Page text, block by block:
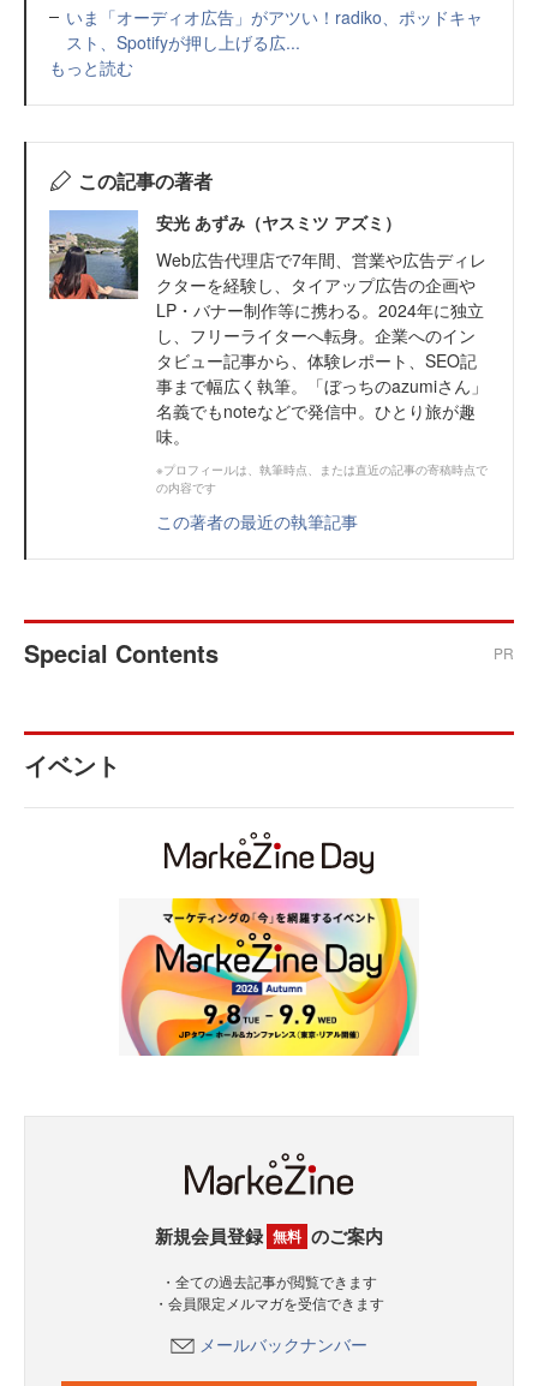
いま「オーディオ広告」がアツい！radiko、ポッドキャ
スト、Spotifyが押し上げる広...
もっと読む
この記事の著者
安光 あずみ（ヤスミツ アズミ）
Web広告代理店で7年間、営業や広告ディレ
クターを経験し、タイアップ広告の企画や
LP・バナー制作等に携わる。2024年に独立
し、フリーライターへ転身。企業へのイン
タビュー記事から、体験レポート、SEO記
事まで幅広く執筆。「ぼっちのazumiさん」
名義でもnoteなどで発信中。ひとり旅が趣
味。
※プロフィールは、執筆時点、または直近の記事の寄稿時点で
の内容です
この著者の最近の執筆記事
Special Contents PR
イベント
新規会員登録 無料 のご案内
・全ての過去記事が閲覧できます
・会員限定メルマガを受信できます
メールバックナンバー